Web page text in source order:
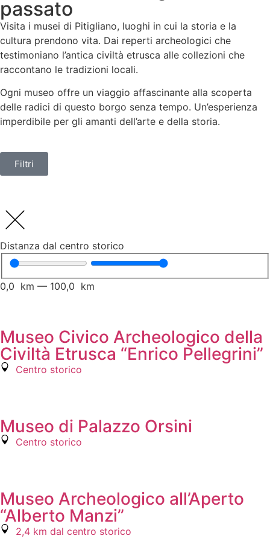
passato
Visita i musei di Pitigliano, luoghi in cui la storia e la
cultura prendono vita. Dai reperti archeologici che
testimoniano l’antica civiltà etrusca alle collezioni che
raccontano le tradizioni locali.
Ogni museo offre un viaggio affascinante alla scoperta
delle radici di questo borgo senza tempo. Un’esperienza
imperdibile per gli amanti dell’arte e della storia.
Filtri
Distanza dal centro storico
0,0 km — 100,0 km
Museo Civico Archeologico della
Civiltà Etrusca “Enrico Pellegrini”
Centro storico
Museo di Palazzo Orsini
Centro storico
Museo Archeologico all’Aperto
“Alberto Manzi”
2,4 km dal centro storico